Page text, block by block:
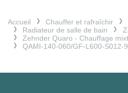
Accueil Chauffer et rafraîchir
Radiateur de salle de bain
Zehnder Quaro - Chauffage
QAMI-140-060/GF-L600-S012-